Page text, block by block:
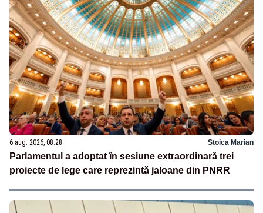
6 aug. 2026, 08:28 Stoica Marian
Parlamentul a adoptat în sesiune extraordinară trei
proiecte de lege care reprezintă jaloane din PNRR